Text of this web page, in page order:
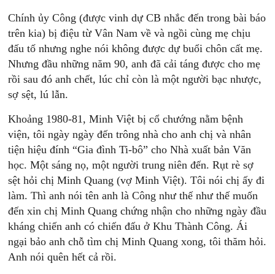
Chính ủy Công (được vinh dự CB nhắc đến trong bài báo
trên kia) bị điệu từ Vân Nam về và ngồi cùng mẹ chịu
đấu tố nhưng nghe nói không được dự buổi chôn cất mẹ.
Nhưng đầu những năm 90, anh đã cải táng được cho mẹ
rồi sau đó anh chết, lúc chỉ còn là một người bạc nhược,
sợ sệt, lú lẫn.
Khoảng 1980-81, Minh Việt bị cổ chướng nằm bệnh
viện, tôi ngày ngày đến trông nhà cho anh chị và nhân
tiện hiệu đính “Gia đình Ti-bô” cho Nhà xuất bản Văn
học. Một sáng nọ, một người trung niên đến. Rụt rè sợ
sệt hỏi chị Minh Quang (vợ Minh Việt). Tôi nói chị ấy đi
làm. Thì anh nói tên anh là Công như thế như thế muốn
đến xin chị Minh Quang chứng nhận cho những ngày đầu
kháng chiến anh có chiến đấu ở Khu Thành Công. Ái
ngại bảo anh chỗ tìm chị Minh Quang xong, tôi thăm hỏi.
Anh nói quên hết cả rồi.